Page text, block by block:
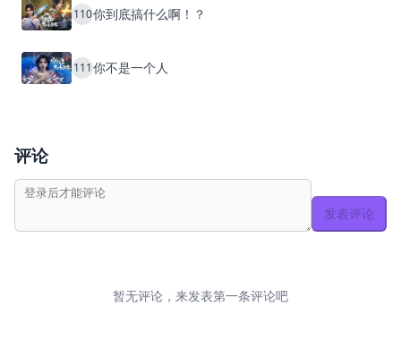
110你到底搞什么啊！？
111你不是一个人
评论
发表评论
暂无评论，来发表第一条评论吧